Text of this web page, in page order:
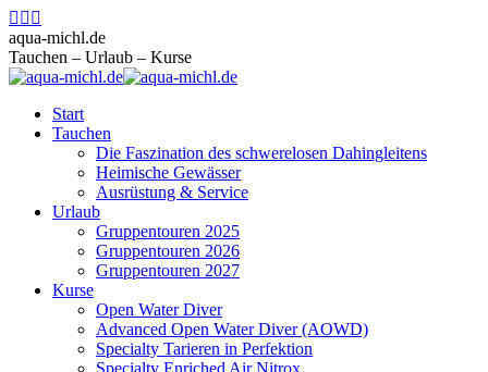
Zum
Inhalt
springen
Facebook
page
opens
in
window
Instagram
page
opens
in
window
Mail
page
opens
new
window
aqua-michl.de
Tauchen – Urlaub – Kurse
Start
Tauchen
Die Faszination des schwerelosen Dahingleitens
Heimische Gewässer
Ausrüstung & Service
Urlaub
Gruppentouren 2025
Gruppentouren 2026
Gruppentouren 2027
Kurse
Open Water Diver
Advanced Open Water Diver (AOWD)
Specialty Tarieren in Perfektion
Specialty Enriched Air Nitrox